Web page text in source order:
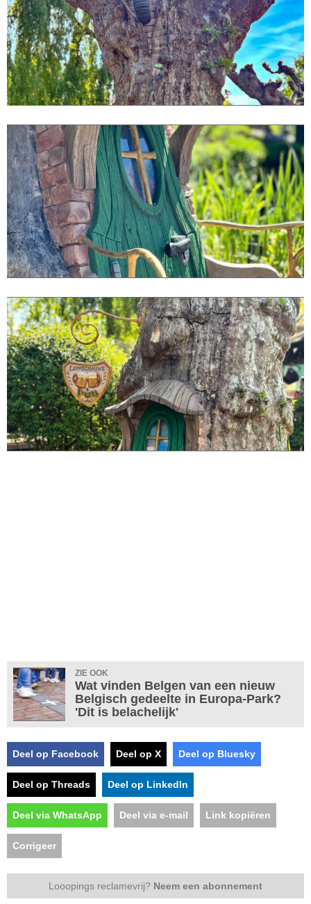
ZIE OOK
Wat vinden Belgen van een nieuw
Belgisch gedeelte in Europa-Park?
'Dit is belachelijk'
Deel op Facebook Deel op X Deel op Bluesky
Deel op Threads Deel op LinkedIn
Deel via WhatsApp Deel via e-mail Link kopiëren
Corrigeer
Looopings reclamevrij? Neem een abonnement